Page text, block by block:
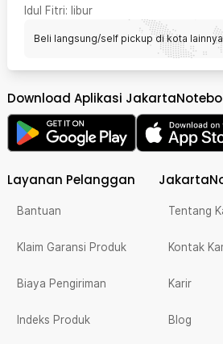
Idul Fitri: libur
Beli langsung/self pickup di kota lainnya
Download Aplikasi
Layanan Pelanggan
Bantuan
Klaim Garansi Produk
Biaya Pengiriman
Indeks Produk
Tentang
Kontak
Karir
Blog